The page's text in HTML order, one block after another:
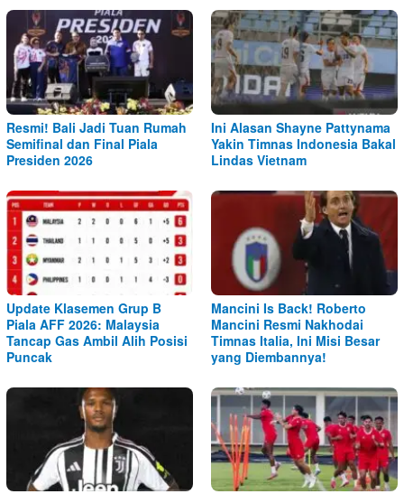
Resmi! Bali Jadi Tuan Rumah
Semifinal dan Final Piala
Presiden 2026
Ini Alasan Shayne Pattynama
Yakin Timnas Indonesia Bakal
Lindas Vietnam
Update Klasemen Grup B
Piala AFF 2026: Malaysia
Tancap Gas Ambil Alih Posisi
Puncak
Mancini Is Back! Roberto
Mancini Resmi Nakhodai
Timnas Italia, Ini Misi Besar
yang Diembannya!